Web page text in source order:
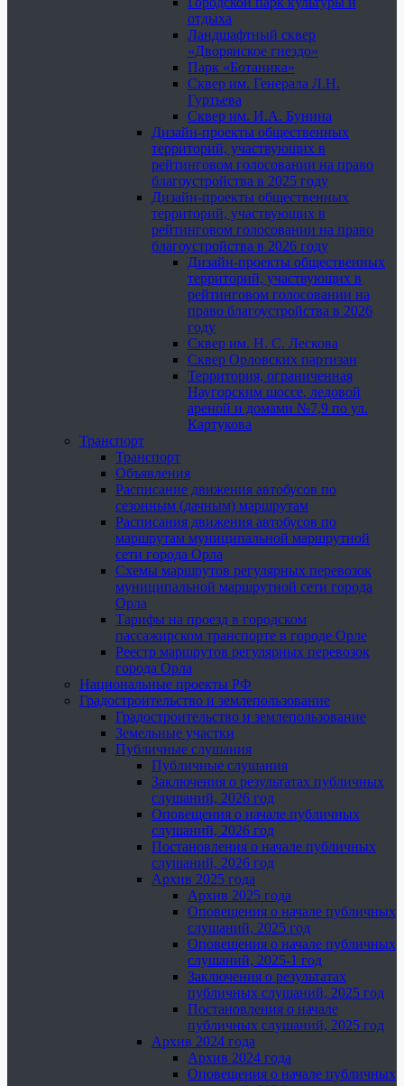
отдыха
Ландшафтный сквер
«Дворянское гнездо»
Парк «Ботаника»
Сквер им. Генерала Л.Н.
Гуртьева
Сквер им. И.А. Бунина
Дизайн-проекты общественных
территорий, участвующих в
рейтинговом голосовании на право
благоустройства в 2025 году
Дизайн-проекты общественных
территорий, участвующих в
рейтинговом голосовании на право
благоустройства в 2026 году
Дизайн-проекты общественных
территорий, участвующих в
рейтинговом голосовании на
право благоустройства в 2026
году
Сквер им. Н. С. Лескова
Сквер Орловских партизан
Территория, ограниченная
Наугорским шоссе, ледовой
ареной и домами №7,9 по ул.
Картукова
Транспорт
Транспорт
Объявления
Расписание движения автобусов по
сезонным (дачным) маршрутам
Расписания движения автобусов по
маршрутам муниципальной маршрутной
сети города Орла
Схемы маршрутов регулярных перевозок
муниципальной маршрутной сети города
Орла
Тарифы на проезд в городском
пассажирском транспорте в городе Орле
Реестр маршрутов регулярных перевозок
города Орла
Национальные проекты РФ
Градостроительство и землепользование
Градостроительство и землепользование
Земельные участки
Публичные слушания
Публичные слушания
Заключения о результатах публичных
слушаний, 2026 год
Оповещения о начале публичных
слушаний, 2026 год
Постановления о начале публичных
слушаний, 2026 год
Архив 2025 года
Архив 2025 года
Оповещения о начале публичных
слушаний, 2025 год
Оповещения о начале публичных
слушаний, 2025-1 год
Заключения о результатах
публичных слушаний, 2025 год
Постановления о начале
публичных слушаний, 2025 год
Архив 2024 года
Архив 2024 года
Оповещения о начале публичных